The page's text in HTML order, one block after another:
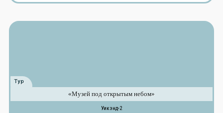
Тур
«Музей под открытым небом»
Уикэнд-2